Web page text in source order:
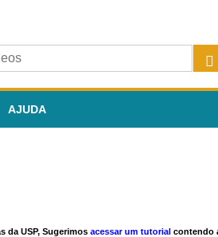
AJUDA
da USP, Sugerimos acessar um tutorial contendo